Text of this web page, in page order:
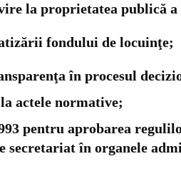
la proprietatea publică
fondului de locuinţe;
în procesul
actele normative;
pentru aprobarea
în organele